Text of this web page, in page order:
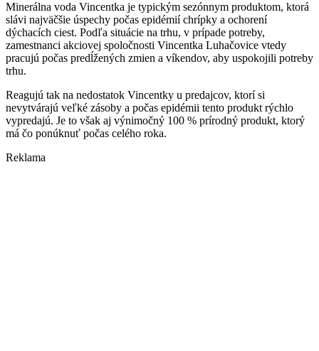
Minerálna voda Vincentka je typickým sezónnym produktom, ktorá
slávi najväčšie úspechy počas epidémií chrípky a ochorení
dýchacích ciest. Podľa situácie na trhu, v prípade potreby,
zamestnanci akciovej spoločnosti Vincentka Luhačovice vtedy
pracujú počas predĺžených zmien a víkendov, aby uspokojili potreby
trhu.
Reagujú tak na nedostatok Vincentky u predajcov, ktorí si
nevytvárajú veľké zásoby a počas epidémii tento produkt rýchlo
vypredajú. Je to však aj výnimočný 100 % prírodný produkt, ktorý
má čo ponúknuť počas celého roka.
Reklama